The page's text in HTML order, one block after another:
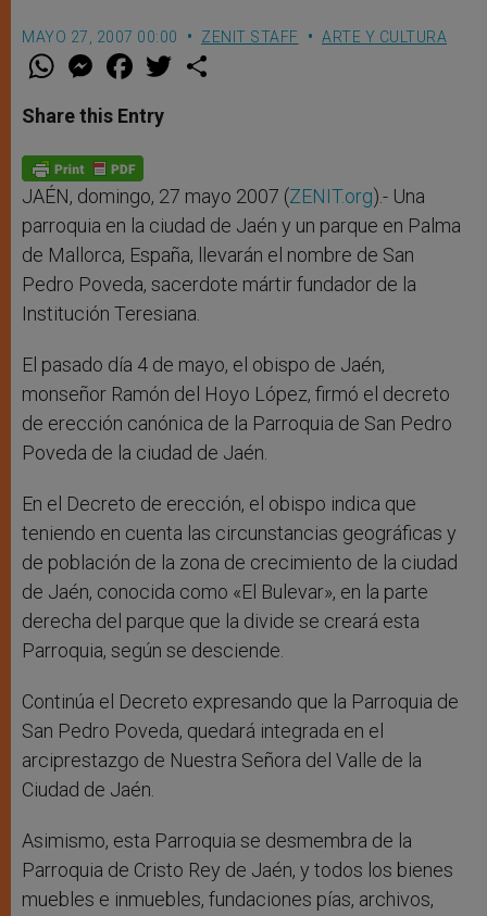
MAYO 27, 2007 00:00 ZENIT STAFF ARTE Y CULTURA
W
t
s
p
p
M
e
s
e
g
e
r
F
a
e
b
o
k
w
Share this Entry
JAÉN, domingo, 27 mayo 2007 (ZENIT.org).- Una
parroquia en la ciudad de Jaén y un parque en Palma
de Mallorca, España, llevarán el nombre de San
Pedro Poveda, sacerdote mártir fundador de la
Institución Teresiana.
El pasado día 4 de mayo, el obispo de Jaén,
monseñor Ramón del Hoyo López, firmó el decreto
de erección canónica de la Parroquia de San Pedro
Poveda de la ciudad de Jaén.
En el Decreto de erección, el obispo indica que
teniendo en cuenta las circunstancias geográficas y
de población de la zona de crecimiento de la ciudad
de Jaén, conocida como «El Bulevar», en la parte
derecha del parque que la divide se creará esta
Parroquia, según se desciende.
Continúa el Decreto expresando que la Parroquia de
San Pedro Poveda, quedará integrada en el
arciprestazgo de Nuestra Señora del Valle de la
Ciudad de Jaén.
Asimismo, esta Parroquia se desmembra de la
Parroquia de Cristo Rey de Jaén, y todos los bienes
muebles e inmuebles, fundaciones pías, archivos,